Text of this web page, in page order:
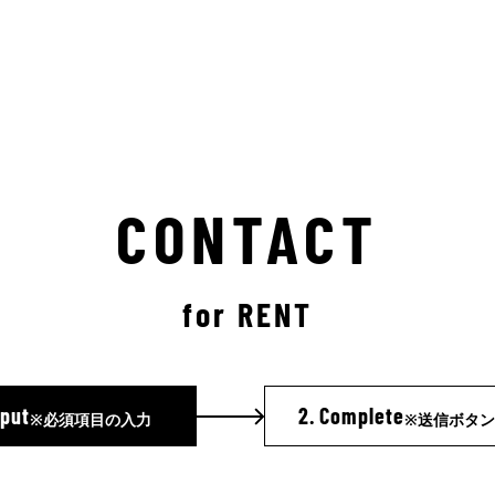
CONTACT
for RENT
※必須項目の入力 2. Complete※送信ボタ